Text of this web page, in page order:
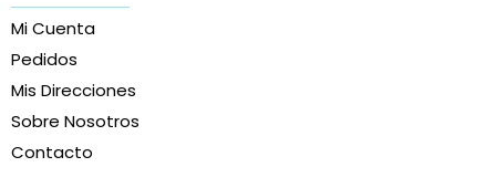
Mi Cuenta
Pedidos
Mis Direcciones
Sobre Nosotros
Contacto